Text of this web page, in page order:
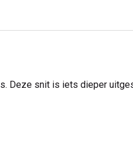
Deze snit is iets dieper